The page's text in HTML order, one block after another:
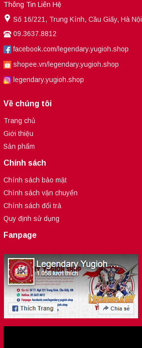
Thông Tin Liên Hệ
Số 16/221, Trung Kính, Cầu Giấy, Hà Nội
09.3637.8812
facebook.com/legendary.yugioh.shop
shopee.vn/legendary.yugioh.shop
legendary.yugioh.shop
Về chúng tôi
Trang chủ
Giới thiệu
Sản phẩm
Chính sách
Chính sách bảo mật
Chính sách vận chuyển
Chính sách đổi trả
Quy định sử dụng
Fanpage